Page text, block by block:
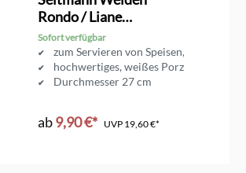
Rondo / Liane
Speiseteller 27 cm
Sofort verfügbar
zum Servieren von Speisen, Snacks uvm.
hochwertiges, weißes Porzellan
Durchmesser 27 cm
ab9,90 €* UVP 19,60 €*